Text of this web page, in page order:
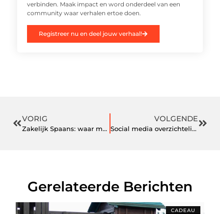
verbinden. Maak impact en word onderdeel van een
community waar verhalen ertoe doen.
Registreer nu en deel jouw verhaal!
VORIG
Zakelijk Spaans: waar moet je rekening mee houden
VOLGENDE
Social media overzichtelijk maken
Gerelateerde Berichten
CADEAU